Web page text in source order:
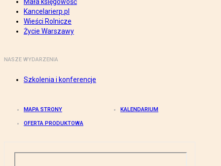
Kancelarierp.pl
Wieści Rolnicze
Życie Warszawy
NASZE WYDARZENIA
Szkolenia i konferencje
MAPA STRONY KALENDARIUM
OFERTA PRODUKTOWA